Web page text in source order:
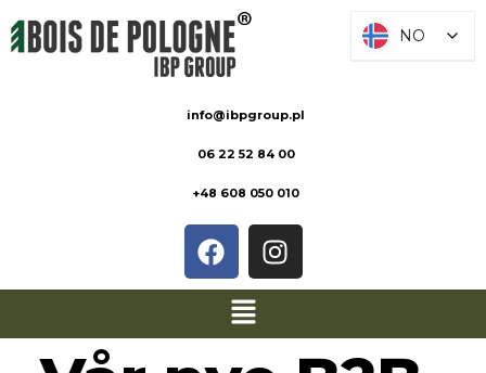
info@ibpgroup.pl
06 22 52 84 00
+48 608 050 010
NO
NO